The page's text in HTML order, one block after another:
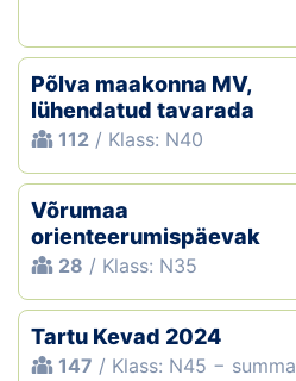
Põlva maakonna MV,
lühendatud tavarada
112 / Klass: N40
Võrumaa
orienteerumispäevak
28 / Klass: N35
Tartu Kevad 2024
147 / Klass: N45 − summa